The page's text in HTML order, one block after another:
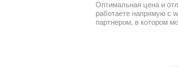
Оптимальная цена и
работаете напрямую с
партнером, в котором